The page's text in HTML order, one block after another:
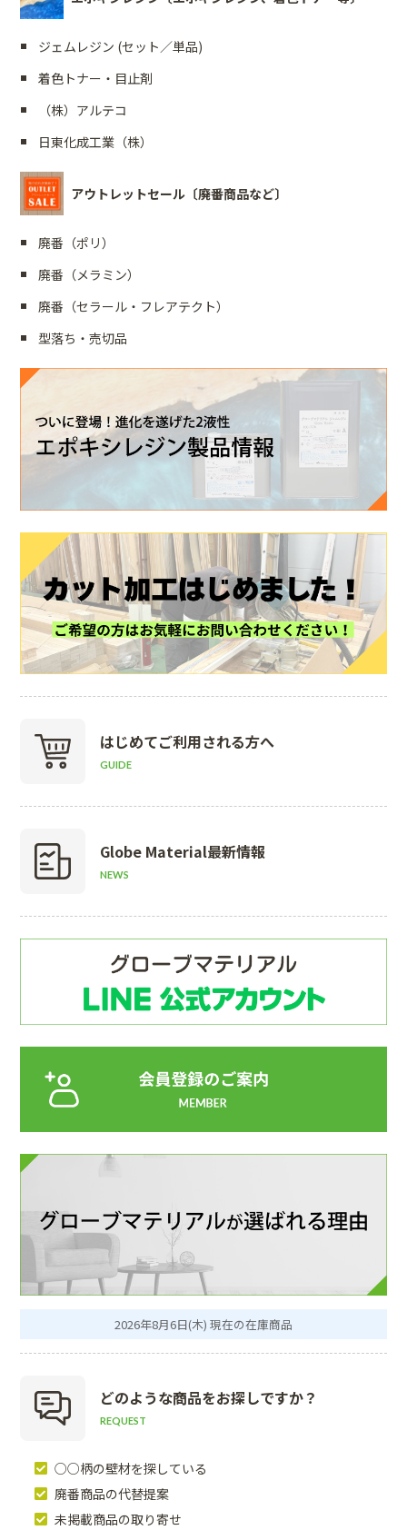
ジェムレジン (セット／単品)
着色トナー・目止剤
（株）アルテコ
日東化成工業（株）
アウトレットセール〔廃番商品など〕
廃番（ポリ）
廃番（メラミン）
廃番（セラール・フレアテクト）
型落ち・売切品
はじめてご利用される方へ
GUIDE
Globe Material最新情報
NEWS
2026年8月6日(木) 現在の在庫商品
どのような商品をお探しですか？
REQUEST
○○柄の壁材を探している
廃番商品の代替提案
未掲載商品の取り寄せ